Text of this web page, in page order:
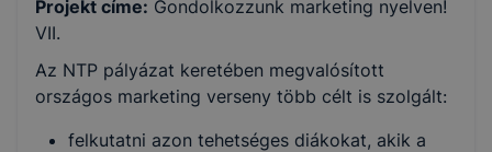
Projekt címe: Gondolkozzunk marketing nyelven!
VII.
Az NTP pályázat keretében megvalósított
országos marketing verseny több célt is szolgált:
felkutatni azon tehetséges diákokat, akik a